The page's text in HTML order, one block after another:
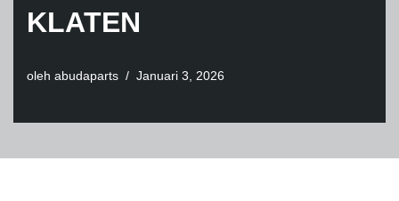
KLATEN
oleh abudaparts Januari 3, 2026